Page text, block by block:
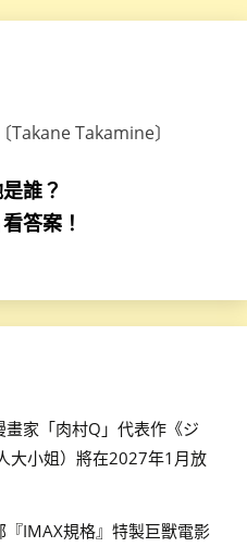
誰？
答案！
家「肉村Q」代表作《ジ
大小姐）將在2027年1月放
IMAX規格』特製巨獸電影